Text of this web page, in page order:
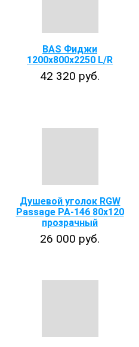
BAS Фиджи
1200х800х2250 L/R
42 320 руб.
Душевой уголок RGW
Passage PA-146 80х120
прозрачный
26 000 руб.